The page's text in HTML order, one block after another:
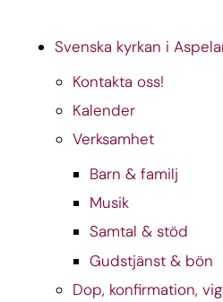
Svenska kyrkan i
Kontakta oss!
Kalender
Verksamhet
Barn & familj
Musik
Samtal & stöd
Gudstjänst & bön
Dop, konfirmation,